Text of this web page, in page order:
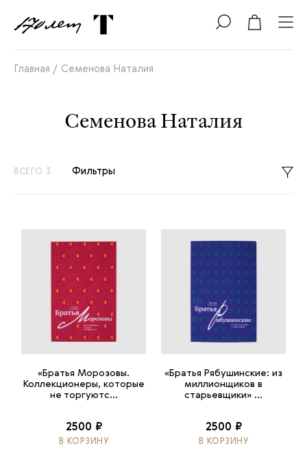
Главная / Семенова Наталия
Семенова Наталия
ВСЕГО 3 Фильтры
«Братья Морозовы.
Коллекционеры, которые
не торгуютс...
2500 ₽
В КОРЗИНУ
«Братья Рябушинские: из
миллионщиков в
старьевщики» ...
2500 ₽
В КОРЗИНУ